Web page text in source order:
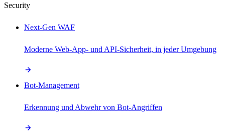
Security
Next-Gen WAF
Moderne Web-App- und API-Sicherheit, in jeder Umgebung
Bot-Management
Erkennung und Abwehr von Bot-Angriffen